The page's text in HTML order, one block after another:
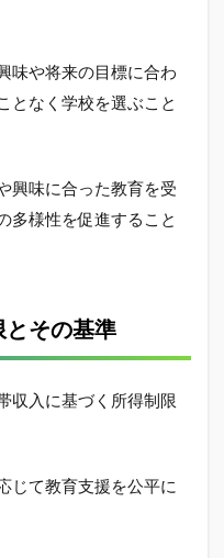
味や将来の目標に合わ
となく学校を選ぶこと
興味に合った教育を受
多様性を促進すること
その基準
収入に基づく所得制限
じて教育支援を公平に